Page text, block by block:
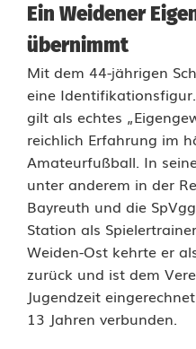
E
r
f
a
h
r
u
n
g
f
Ein Weidener
übernimmt
Mit dem 44-jährigen
eine
gilt als echtes
reichlich Erfahrung im
Amateurfußball. In
unter anderem in der
Bayreuth und die
Station als
Weiden-Ost kehrte er
zurück und ist dem
Jugendzeit
13 Jahren verbunden.